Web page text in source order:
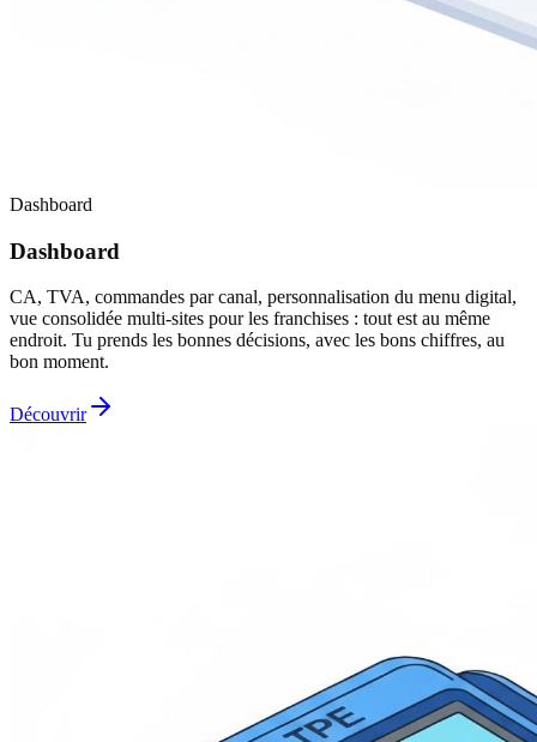
Dashboard
Dashboard
CA, TVA, commandes par canal, personnalisation du menu digital,
vue consolidée multi-sites pour les franchises : tout est au même
endroit. Tu prends les bonnes décisions, avec les bons chiffres, au
bon moment.
Découvrir